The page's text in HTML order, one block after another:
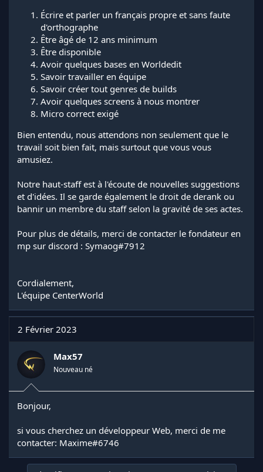
Écrire et parler un français propre et sans faute
d'orthographe
Être âgé de 12 ans minimum
Être disponible
Avoir quelques bases en Worldedit
Savoir travailler en équipe
Savoir créer tout genres de builds
Avoir quelques screens à nous montrer
Micro correct exigé
Bien entendu, nous attendons non seulement que le
travail soit bien fait, mais surtout que vous vous
amusiez.
Notre haut-staff est à l'écoute de nouvelles suggestions
et d'idées. Il se garde également le droit de derank ou
bannir un membre du staff selon la gravité de ses actes.
Pour plus de détails, merci de contacter le fondateur en
mp sur discord : Symaog#7912
Cordialement,
L'équipe CenterWorld
2 Février 2023
Max57
Nouveau né
Bonjour,
si vous cherchez un développeur Web, merci de me
contacter: Maxime#6746